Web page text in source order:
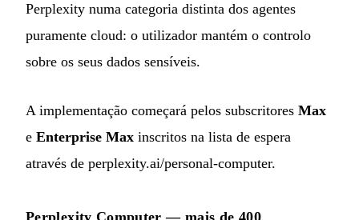
Perplexity numa categoria distinta dos agentes
puramente cloud: o utilizador mantém o controlo
sobre os seus dados sensíveis.
A implementação começará pelos subscritores Max
e Enterprise Max inscritos na lista de espera
através de perplexity.ai/personal-computer.